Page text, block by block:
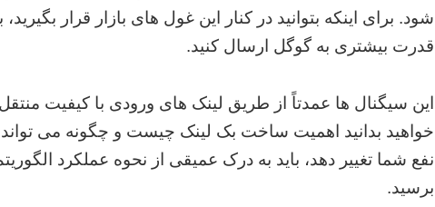
شود. برای اینکه بتوانید در کنار این غول های بازار قرار
قدرت بیشتری به گوگل ارسال کنید.
این سیگنال ها عمدتاً از طریق لینک های ورودی با کیفیت
خواهید بدانید اهمیت ساخت بک لینک چیست و چگونه می تواند
نفع شما تغییر دهد، باید به درک عمیقی از نحوه عملکرد
برسید.